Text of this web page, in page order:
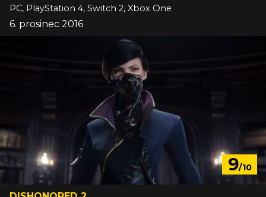
PC, PlayStation 4, Switch 2, Xbox One
6. prosinec 2016
9/10